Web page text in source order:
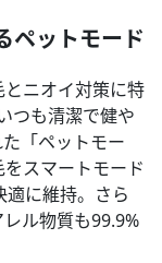
ペットモード
ニオイ対策に特
つも清潔で健や
「ペットモー
スマートモード
適に維持。さら
ル物質も99.9%